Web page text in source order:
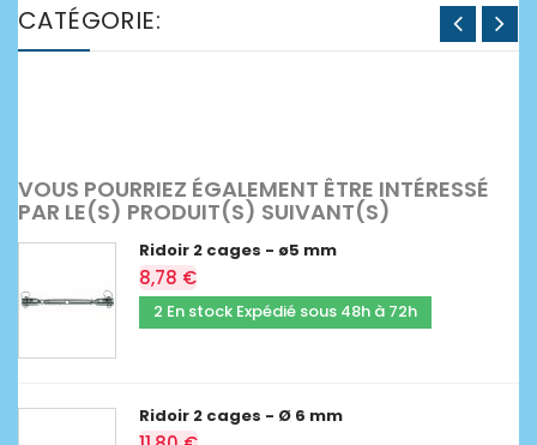
CATÉGORIE:
VOUS POURRIEZ ÉGALEMENT ÊTRE INTÉRESSÉ
PAR LE(S) PRODUIT(S) SUIVANT(S)
Ridoir 2 cages - ø5 mm
8,78 €
2 En stock Expédié sous 48h à 72h
Ridoir 2 cages - Ø 6 mm